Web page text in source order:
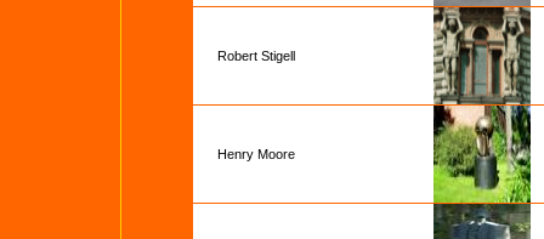
Robert Stigell
Henry Moore